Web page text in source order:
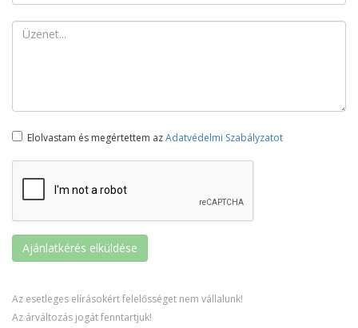
Elolvastam és megértettem azAdatvédelmi Szabályzatot
Az esetleges elírásokért felelősséget nem vállalunk!
Az árváltozás jogát fenntartjuk!